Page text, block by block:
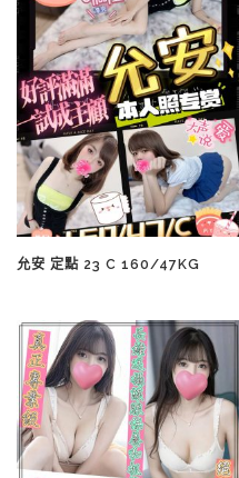
允安 定點 23 C 160/47KG